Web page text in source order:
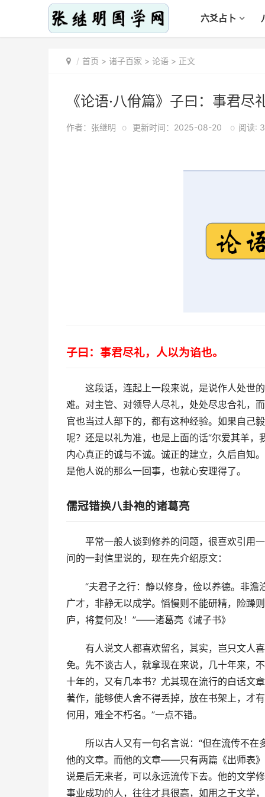
六爻占卜
首页 > 诸子百家 > 论语 > 正文
《论语·八佾篇》子曰：事君尽
作者：张继明 o 更新时间：2025-08-20 o 阅读:
子曰：事君尽礼，人以为谄也。
这段话，连起上一段来说，是说作人处世
难。对主管、对领导人尽礼，处处尽忠合礼，
官也当过人部下的，都有这种经验。如果自己
呢？还是以礼为准，也是上面的话“尔爱其羊，
内心真正的诚与不诚。诚正的建立，久后自知
是他人说的那么一回事，也就心安理得了。
儒冠错换八卦袍的诸葛亮
平常一般人谈到修养的问题，很喜欢引用
问的一封信里说的，现在先介绍原文：
“夫君子之行：静以修身，俭以养德。非澹
广才，非静无以成学。慆慢则不能研精，险躁
庐，将复何及！ ”——诸葛亮《诫子书》
有人说文人都喜欢留名，其实，岂只文人
免。先不谈古人，就拿现在来说，几十年来，
十年的，又有几本书？尤其现在流行的白话文
著作，能够使人舍不得丢掉，放在书架上，才
何用，难全不朽名。 ”一点不错。
所以古人又有一句名言说：“但在流传不在
他的文章。而他的文章——只有两篇《出师表
说是后无来者，可以永远流传下去。他的文学
事业成功的人，往往才具很高，如用之于文学